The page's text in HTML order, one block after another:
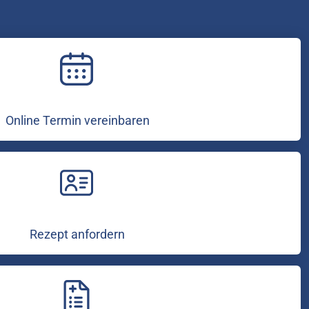
Online Termin vereinbaren
Rezept anfordern